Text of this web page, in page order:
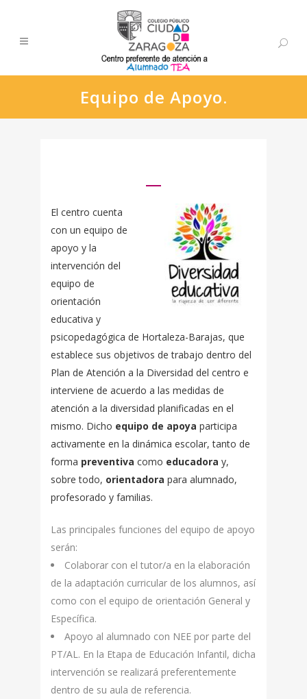
Equipo de Apoyo.
El centro cuenta
con un equipo de
apoyo y la
intervención del
equipo de
orientación
educativa y
psicopedagógica de Hortaleza-Barajas, que
establece sus objetivos de trabajo dentro del
Plan de Atención a la Diversidad del centro e
interviene de acuerdo a las medidas de
atención a la diversidad planificadas en el
mismo. Dicho equipo de apoya participa
activamente en la dinámica escolar, tanto de
forma preventiva como educadora y,
sobre todo, orientadora para alumnado,
profesorado y familias.
Las principales funciones del equipo de apoyo
serán:
Colaborar con el tutor/a en la elaboración
de la adaptación curricular de los alumnos, así
como con el equipo de orientación General y
Específica.
Apoyo al alumnado con NEE por parte del
PT/AL. En la Etapa de Educación Infantil, dicha
intervención se realizará preferentemente
dentro de su aula de referencia.